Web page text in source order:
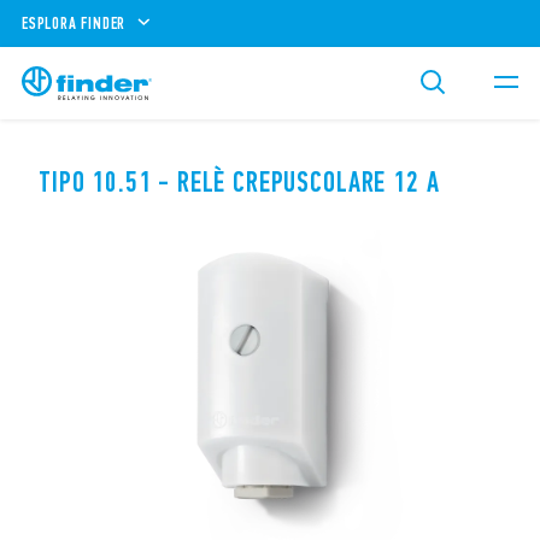
ESPLORA FINDER
TIPO 10.51 - RELÈ CREPUSCOLARE 12 A